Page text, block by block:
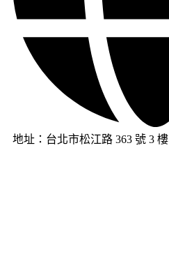
地址：台北市松江路 363 號 3 樓